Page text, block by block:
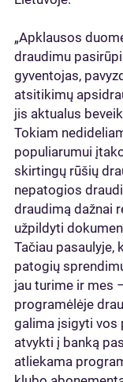
„Apklausos
draudimu
gyventojas,
atsitikimų
jis aktualus
Tokiam
populiarumui
skirtingų rūšių
nepatogios
draudimą dažnai
užpildyti
Tačiau pasaulyje,
patogių
jau turime ir mes
programėlėje
galima įsigyti vos
atvykti į banką
atliekama